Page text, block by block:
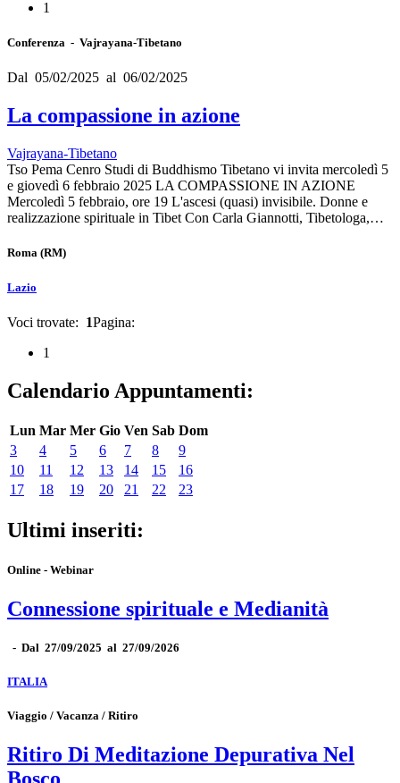
1
Conferenza - Vajrayana-Tibetano
Dal 05/02/2025 al 06/02/2025
La compassione in azione
Vajrayana-Tibetano
Tso Pema Cenro Studi di Buddhismo Tibetano vi invita mercoledì 5
e giovedì 6 febbraio 2025 LA COMPASSIONE IN AZIONE
Mercoledì 5 febbraio, ore 19 L'ascesi (quasi) invisibile. Donne e
realizzazione spirituale in Tibet Con Carla Giannotti, Tibetologa,…
Roma (RM)
Lazio
Voci trovate: 1Pagina:
1
Calendario Appuntamenti:
Lun Mar Mer Gio Ven Sab Dom
3
4 5 6 7 8
9
10
11 12 13 14 15
16
17
18 19 20 21 22 23
Ultimi inseriti:
Online - Webinar
Connessione spirituale e Medianità
- Dal 27/09/2025 al 27/09/2026
ITALIA
Viaggio / Vacanza / Ritiro
Ritiro Di Meditazione Depurativa Nel